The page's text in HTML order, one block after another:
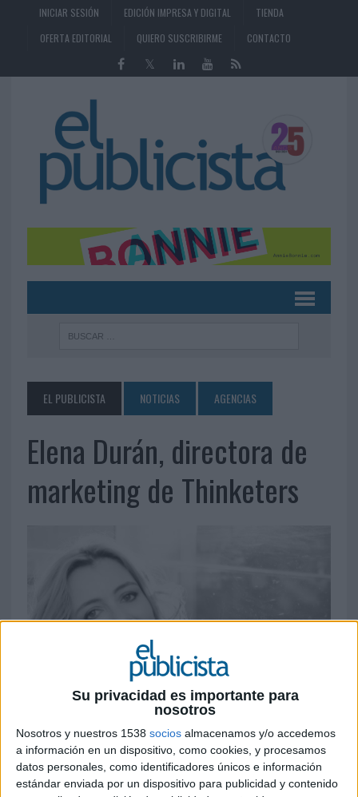
Su privacidad es importante para
nosotros
Nosotros y nuestros 1538 socios almacenamos y/o accedemos
a información en un dispositivo, como cookies, y procesamos
datos personales, como identificadores únicos e información
estándar enviada por un dispositivo para publicidad y contenido
INICIAR SESIÓN EDICIÓN IMPRESA Y DIGITAL
TIENDA
OFERTA EDITORIAL
QUIERO SUSCRIBIRME CONTACTO
EL PUBLICISTA NOTICIAS AGENCIAS
Elena Durán, directora de
marketing de Thinketers
25 DE FEBRERO DE 2016
Procede de Quince, donde ha sido directora
general de cuentas, y ha trabajado en